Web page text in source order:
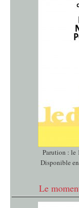
Parution : le
Disponible
Le